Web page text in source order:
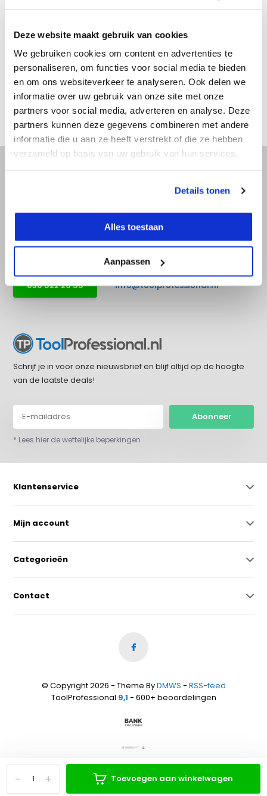
Deze website maakt gebruik van cookies
We gebruiken cookies om content en advertenties te
personaliseren, om functies voor social media te bieden
en om ons websiteverkeer te analyseren. Ook delen we
informatie over uw gebruik van onze site met onze
partners voor social media, adverteren en analyse. Deze
partners kunnen deze gegevens combineren met andere
informatie die u aan ze heeft verstrekt of die ze hebben
verzameld op basis van uw gebruik van hun services.
Details tonen
Alles toestaan
Aanpassen
+
- Toevoegen aan winkelwagen
Specificaties
Reviews
Delen
Bel direct met een specialist! Wij zijn
bereikbaar op werkdagen van 9:00 tot
17:30.
036 522 26 55 info@toolprofessional.nl
Schrijf je in voor onze nieuwsbrief en blijf altijd op de hoogte
van de laatste deals!
Abonneer
* Lees hier de wettelijke beperkingen
Klantenservice
Mijn account
Categorieën
Contact
© Copyright 2026 - Theme ByDMWS - RSS-feed
ToolProfessional 9,1 - 600+ beoordelingen